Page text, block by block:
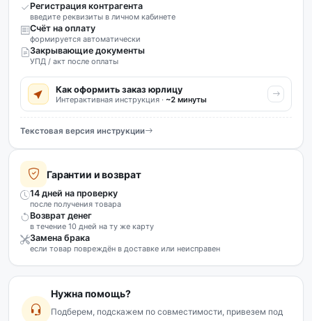
Регистрация контрагента
введите реквизиты в личном кабинете
Счёт на оплату
формируется автоматически
Закрывающие документы
УПД / акт после оплаты
Как оформить заказ юрлицу
Интерактивная инструкция · ~2 минуты
Текстовая версия инструкции
Гарантии и возврат
14 дней на проверку
после получения товара
Возврат денег
в течение 10 дней на ту же карту
Замена брака
если товар повреждён в доставке или неисправен
Нужна помощь?
Подберем, подскажем по совместимости, привезем под